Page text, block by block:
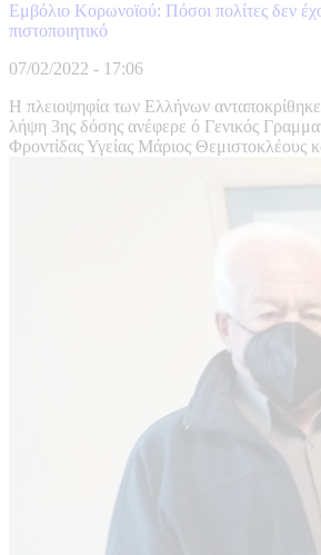
Εμβόλιο Κορωνοϊού: Πόσοι πολίτες δεν
πιστοποιητικό
07/02/2022 - 17:06
Η πλειοψηφία των Ελλήνων
λήψη 3ης δόσης ανέφερε ό Γενικός
Φροντίδας Υγείας Μάριος Θεμιστοκλέους